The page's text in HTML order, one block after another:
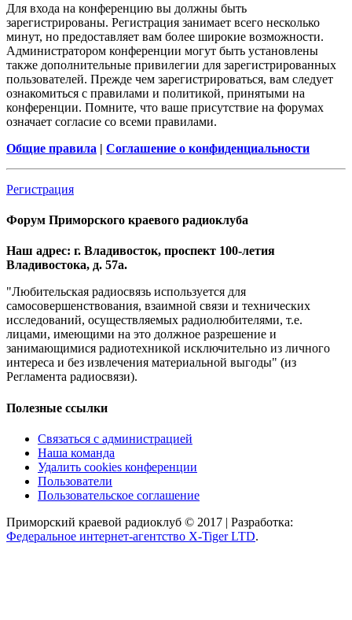
Для входа на конференцию вы должны быть
зарегистрированы. Регистрация занимает всего несколько
минут, но предоставляет вам более широкие возможности.
Администратором конференции могут быть установлены
также дополнительные привилегии для зарегистрированных
пользователей. Прежде чем зарегистрироваться, вам следует
ознакомиться с правилами и политикой, принятыми на
конференции. Помните, что ваше присутствие на форумах
означает согласие со всеми правилами.
Общие правила | Соглашение о конфиденциальности
Регистрация
Форум Приморского краевого радиоклуба
Наш адрес: г. Владивосток, проспект 100-летия
Владивостока, д. 57а.
"Любительская радиосвязь используется для
самосовершенствования, взаимной связи и технических
исследований, осуществляемых радиолюбителями, т.е.
лицами, имеющими на это должное разрешение и
занимающимися радиотехникой исключительно из личного
интереса и без извлечения материальной выгоды" (из
Регламента радиосвязи).
Полезные ссылки
Связаться с администрацией
Наша команда
Удалить cookies конференции
Пользователи
Пользовательское соглашение
Приморский краевой радиоклуб © 2017 | Разработка:
Федеральное интернет-агентство X-Tiger LTD.